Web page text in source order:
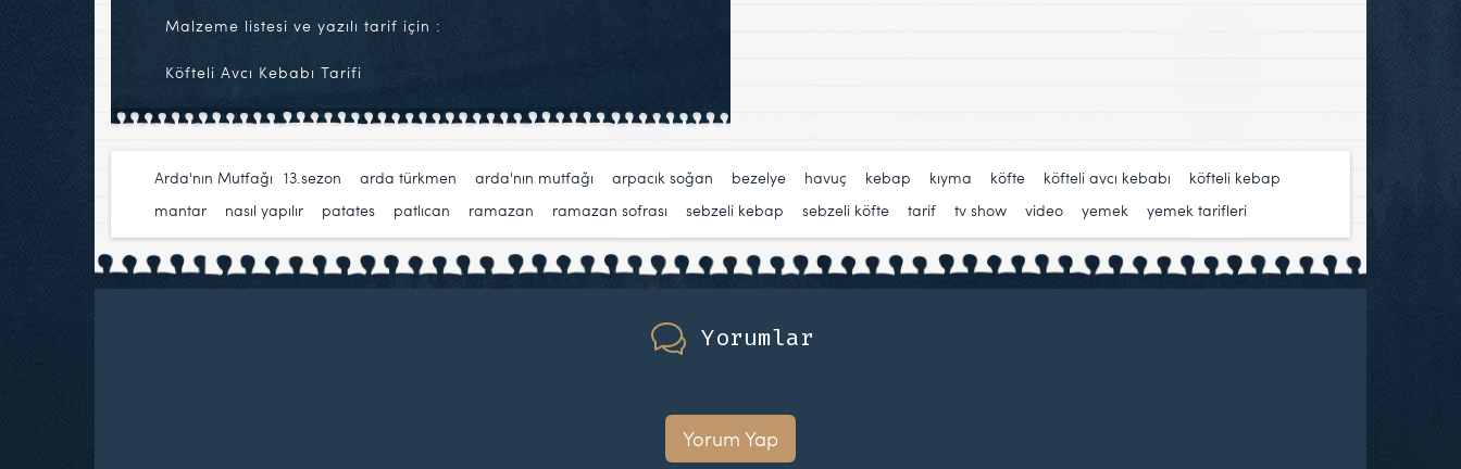
Malzeme listesi ve yazılı tarif için :
Köfteli Avcı Kebabı Tarifi
Arda'nın Mutfağı 13.sezon arda türkmen arda'nın mutfağı arpacık soğan bezelye havuç kebap kıyma köfte köfteli avcı kebabı köfteli kebap
mantar
nasıl yapılır patates patlıcan ramazan ramazan sofrası sebzeli kebap sebzeli köfte tarif tv show video yemek yemek tarifleri
Yorumlar
Yorum Yap